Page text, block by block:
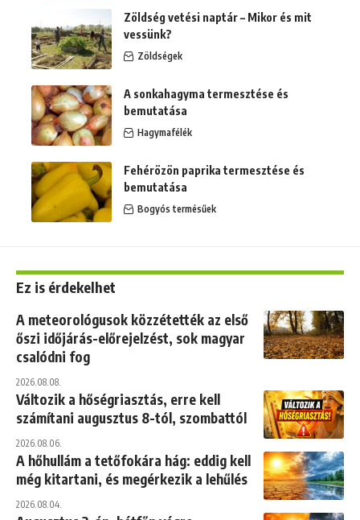
Zöldség vetési naptár – Mikor és mit
vessünk?
Zöldségek
A sonkahagyma termesztése és
bemutatása
Hagymafélék
Fehérözön paprika termesztése és
bemutatása
Bogyós termésűek
Ez is érdekelhet
A meteorológusok közzétették az első
őszi időjárás-előrejelzést, sok magyar
csalódni fog
2026.08.08.
Változik a hőségriasztás, erre kell
számítani augusztus 8-tól, szombattól
2026.08.06.
A hőhullám a tetőfokára hág: eddig kell
még kitartani, és megérkezik a lehűlés
2026.08.04.